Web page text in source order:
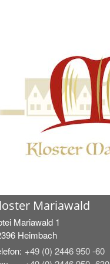
Mariawald
Mariawald 1
Heimbach
+49 (0) 2446 950 -60